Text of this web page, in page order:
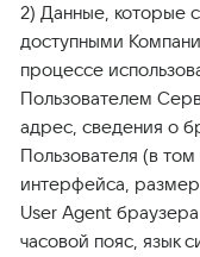
2) Данные, которые
доступными
процессе
Пользователем
адрес, сведения о
Пользователя (в том
интерфейса,
User Agent
часовой пояс, язык